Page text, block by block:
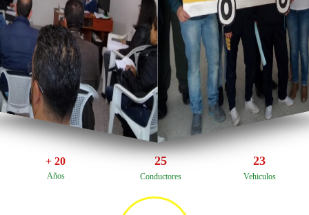
Años
+ 20
Conductores
25
Vehiculos
23